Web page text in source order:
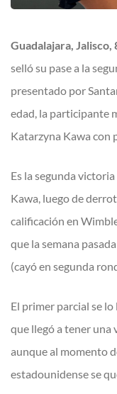
Guadalajara, Jalisco,
selló su pase a la
presentado por
edad, la participante
Katarzyna Kawa con
Es la segunda
Kawa, luego de
calificación en
que la semana
(cayó en segunda
El primer parcial se
que llegó a tener una
aunque al momento
estadounidense se